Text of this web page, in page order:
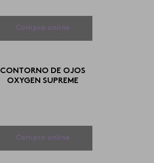
Compra online
CONTORNO DE OJOS
OXYGEN SUPREME
Compra online